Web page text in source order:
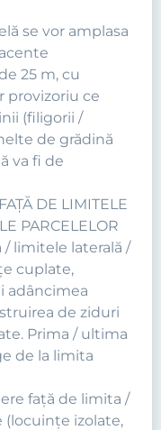
se vor amplasa
25 m, cu
provizoriu ce
(filigorii /
de grădină
va fi de
DE LIMITELE
PARCELELOR
/ limitele laterală /
cuplate,
adâncimea
de ziduri
Prima / ultima
de la limita
faţă de limita /
izolate,